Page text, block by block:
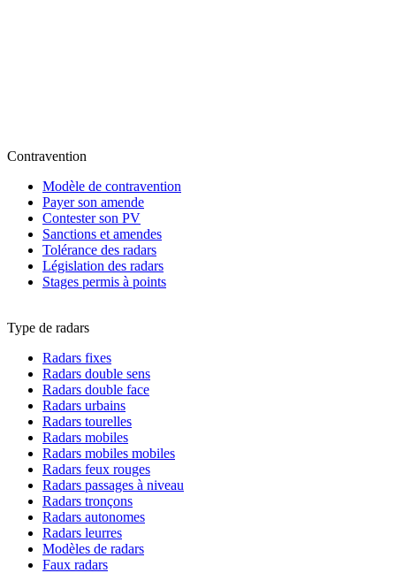
Contravention
Modèle de contravention
Payer son amende
Contester son PV
Sanctions et amendes
Tolérance des radars
Législation des radars
Stages permis à points
Type de radars
Radars fixes
Radars double sens
Radars double face
Radars urbains
Radars tourelles
Radars mobiles
Radars mobiles mobiles
Radars feux rouges
Radars passages à niveau
Radars tronçons
Radars autonomes
Radars leurres
Modèles de radars
Faux radars